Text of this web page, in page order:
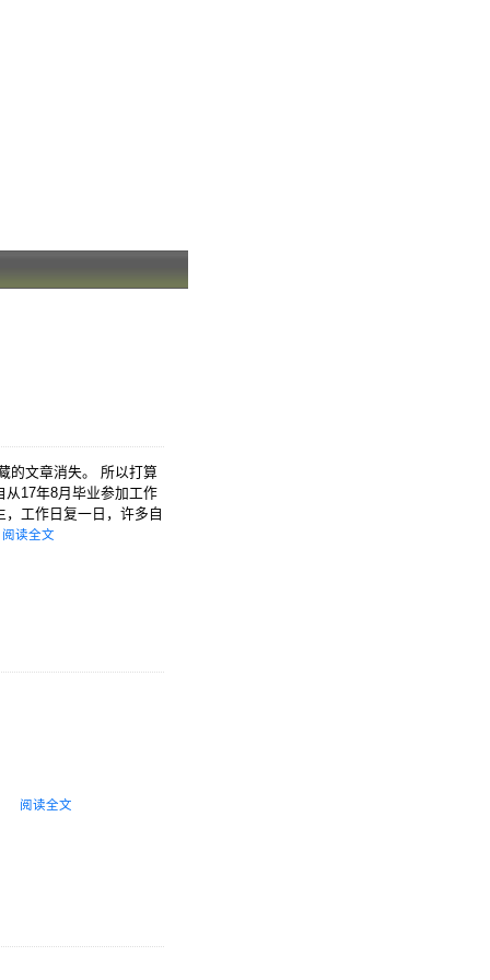
的文章消失。 所以打算
从17年8月毕业参加工作
工作日复一日，许多自
阅读全文
阅读全文